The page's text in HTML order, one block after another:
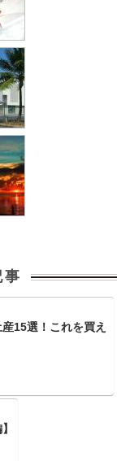
15選！これを買え